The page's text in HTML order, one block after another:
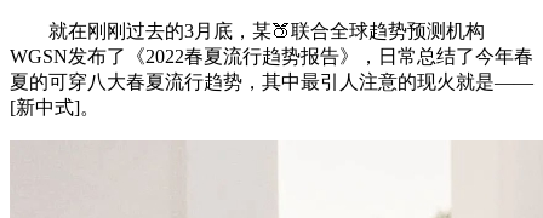
就在刚刚过去的3月底，某🍑联合全球趋势预测机构
WGSN发布了《2022春夏流行趋势报告》，日常总结了今年春
夏的可穿八大春夏流行趋势，其中最引人注意的现火就是——
[新中式]。